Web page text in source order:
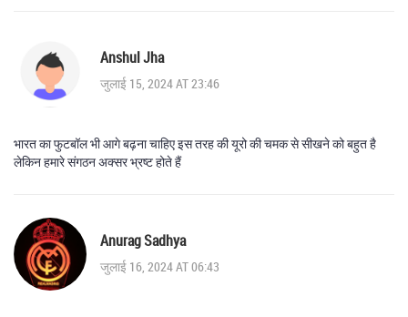
Anshul Jha
जुलाई 15, 2024 AT 23:46
भारत का फुटबॉल भी आगे बढ़ना चाहिए इस तरह की यूरो की चमक से सीखने को बहुत है
लेकिन हमारे संगठन अक्सर भ्रष्ट होते हैं
Anurag Sadhya
जुलाई 16, 2024 AT 06:43